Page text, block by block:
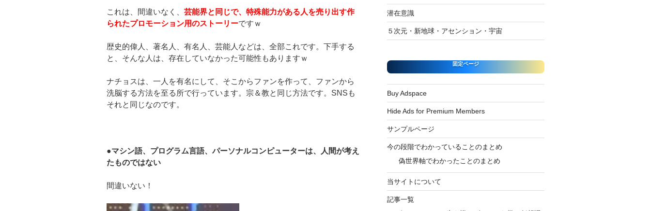
これは、間違いなく、 芸能界と同じで、特殊能力がある人を売り出す作
られたプロモーション用のストーリーですｗ
歴史的偉人、著名人、有名人、芸能人などは、全部これです。下手する
と、そんな人は、存在していなかった可能性もありますｗ
ナチョスは、一人を有名にして、そこからファンを作って、ファンから
洗脳する方法を至る所で行っています。宗＆教と同じ方法です。SNSも
それと同じなのです。
●マシン語、プログラム言語、パーソナルコンピューターは、人間が考え
たものではない
間違いない！
潜在意識
５次元・新地球・アセンション・宇宙
固定ページ
Buy Adspace
Hide Ads for Premium Members
サンプルページ
今の段階でわかっていることのまとめ
偽世界軸でわかったことのまとめ
当サイトについて
記事一覧